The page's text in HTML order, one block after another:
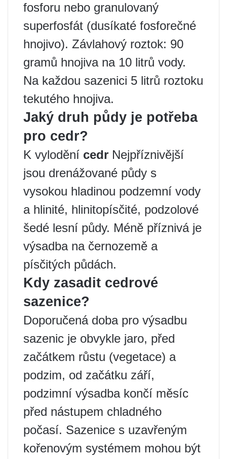
fosforu nebo granulovaný
superfosfát (dusíkaté fosforečné
hnojivo). Závlahový roztok: 90
gramů hnojiva na 10 litrů vody.
Na každou sazenici 5 litrů roztoku
tekutého hnojiva.
Jaký druh půdy je potřeba
pro cedr?
K vylodění cedr Nejpříznivější
jsou drenážované půdy s
vysokou hladinou podzemní vody
a hlinité, hlinitopísčité, podzolové
šedé lesní půdy. Méně příznivá je
výsadba na černozemě a
písčitých půdách.
Kdy zasadit cedrové
sazenice?
Doporučená doba pro výsadbu
sazenic je obvykle jaro, před
začátkem růstu (vegetace) a
podzim, od začátku září,
podzimní výsadba končí měsíc
před nástupem chladného
počasí. Sazenice s uzavřeným
kořenovým systémem mohou být